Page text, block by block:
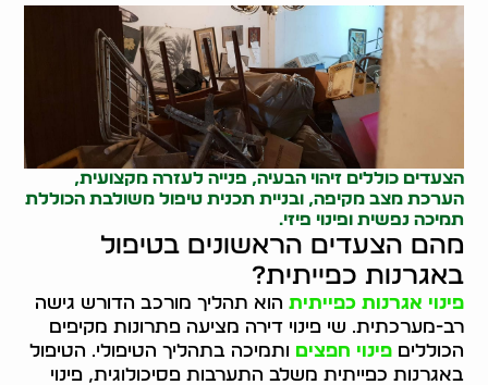
הצעדים כוללים זיהוי הבעיה, פנייה לעזרה מקצועית,
הערכת מצב מקיפה, ובניית תכנית טיפול משולבת הכוללת
תמיכה נפשית ופינוי פיזי.
מהם הצעדים הראשונים בטיפול
באגרנות כפייתית?
פינוי אגרנות כפייתית הוא תהליך מורכב הדורש גישה
רב-מערכתית. שי פינוי דירה מציעה פתרונות מקיפים
הכולליםפינוי חפצים ותמיכה בתהליך הטיפולי. הטיפול
באגרנות כפייתית משלב התערבות פסיכולוגית, פינוי